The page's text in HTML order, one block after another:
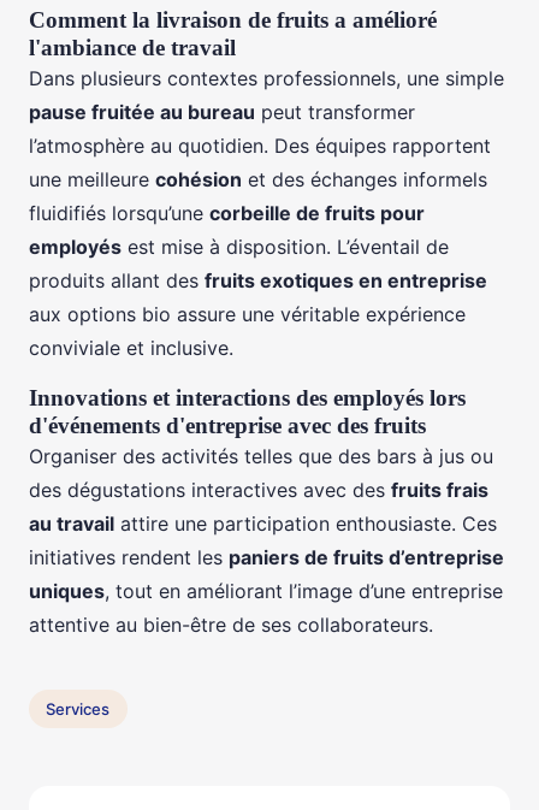
Comment la livraison de fruits a amélioré
l'ambiance de travail
Dans plusieurs contextes professionnels, une simple
pause fruitée au bureau peut transformer
l’atmosphère au quotidien. Des équipes rapportent
une meilleure cohésion et des échanges informels
fluidifiés lorsqu’une corbeille de fruits pour
employés est mise à disposition. L’éventail de
produits allant des fruits exotiques en entreprise
aux options bio assure une véritable expérience
conviviale et inclusive.
Innovations et interactions des employés lors
d'événements d'entreprise avec des fruits
Organiser des activités telles que des bars à jus ou
des dégustations interactives avec des fruits frais
au travail attire une participation enthousiaste. Ces
initiatives rendent les paniers de fruits d’entreprise
uniques, tout en améliorant l’image d’une entreprise
attentive au bien-être de ses collaborateurs.
Services